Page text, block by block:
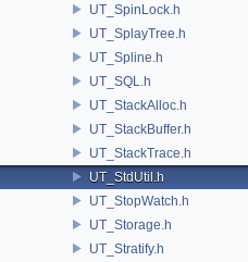
UT_SpinLock.h
UT_SplayTree.h
UT_Spline.h
UT_SQL.h
UT_StackAlloc.h
UT_StackBuffer.h
UT_StackTrace.h
UT_StdUtil.h
UT_StopWatch.h
UT_Storage.h
UT_Stratify.h